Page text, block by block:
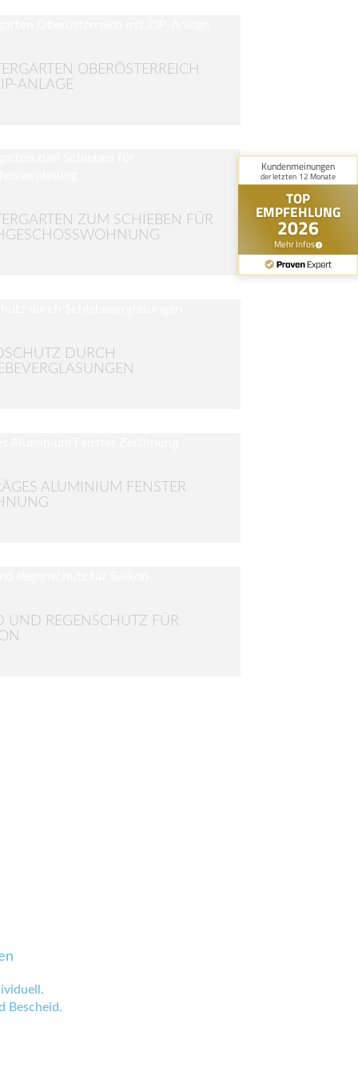
OBERÖSTERREICH
ANLAGE
ZUM SCHIEBEN FÜR
DURCH
ALUMINIUM FENSTER
UND REGENSCHUTZ FÜR
Bescheid.